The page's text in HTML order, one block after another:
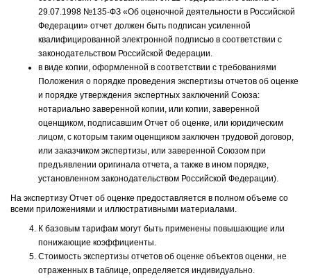
29.07.1998 №135-ФЗ «Об оценочной деятельности в Российской
Федерации» отчет должен быть подписан усиленной
квалифицированной электронной подписью в соответствии с
законодательством Российской Федерации.
в виде копии, оформленной в соответствии с требованиями
Положения о порядке проведения экспертизы отчетов об оценке
и порядке утверждения экспертных заключений Союза:
нотариально заверенной копии, или копии, заверенной
оценщиком, подписавшим Отчет об оценке, или юридическим
лицом, с которым таким оценщиком заключен трудовой договор,
или заказчиком экспертизы, или заверенной Союзом при
предъявлении оригинала отчета, а также в ином порядке,
установленном законодательством Российской Федерации).
На экспертизу Отчет об оценке предоставляется в полном объеме со
всеми приложениями и иллюстративными материалами.
К базовым тарифам могут быть применены повышающие или
понижающие коэффициенты.
Стоимость экспертизы отчетов об оценке объектов оценки, не
отраженных в таблице, определяется индивидуально.